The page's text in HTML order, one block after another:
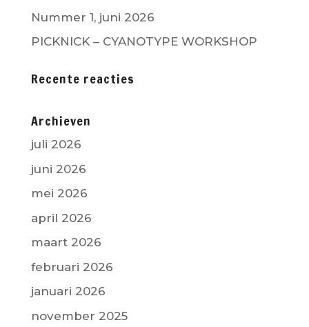
Nummer 1, juni 2026
PICKNICK – CYANOTYPE WORKSHOP
Recente reacties
Archieven
juli 2026
juni 2026
mei 2026
april 2026
maart 2026
februari 2026
januari 2026
november 2025